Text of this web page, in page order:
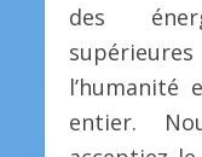
des
entier.